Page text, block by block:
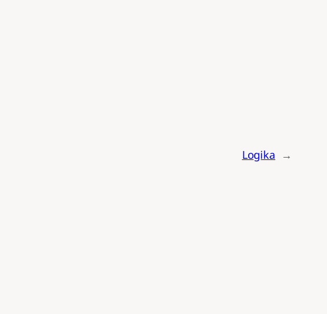
Logika →